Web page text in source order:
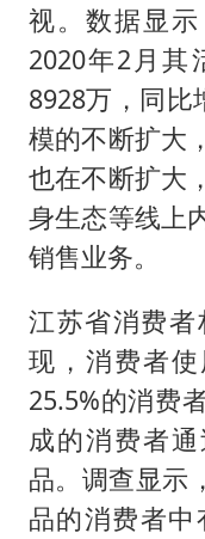
视。数据显
2020年2月其
8928万，同比
模的不断扩大
也在不断扩大
身生态等线上
销售业务。
江苏省消费
现，消费者使
25.5%的消费
成的消费者
品。调查显示
品的消费者中